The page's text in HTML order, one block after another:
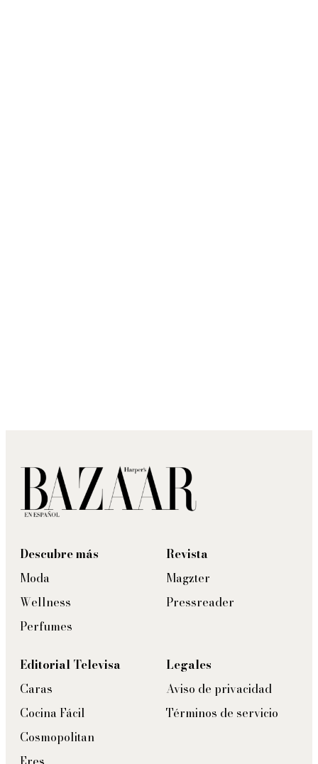
Descubre más
Moda
Wellness
Perfumes
Revista
Magzter
Pressreader
Editorial Televisa
Caras
Cocina Fácil
Cosmopolitan
Legales
Aviso de privacidad
Términos de servicio